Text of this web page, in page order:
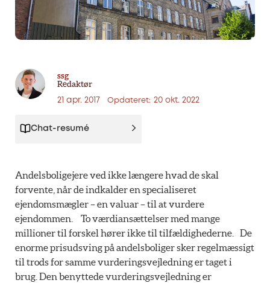
ssg
Redaktør
21 apr. 2017 Opdateret: 20 okt. 2022
Chat-resumé
Andelsboligejere ved ikke længere hvad de skal
forvente, når de indkalder en specialiseret
ejendomsmægler – en valuar – til at vurdere
ejendommen. To værdiansættelser med mange
millioner til forskel hører ikke til tilfældighederne. De
enorme prisudsving på andelsboliger sker regelmæssigt
til trods for samme vurderingsvejledning er taget i
brug. Den benyttede vurderingsvejledning er